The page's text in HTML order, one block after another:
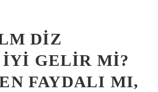
DIZ
İYI GELIR MI?
FAYDALI MI,